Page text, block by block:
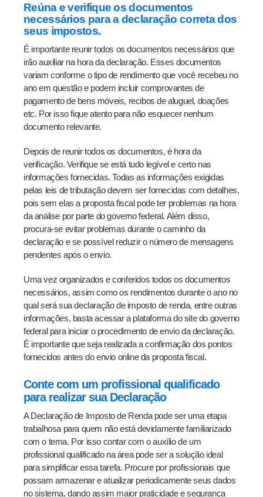
Reúna e verifique os documentos
necessários para a declaração correta dos
seus impostos.
É importante reunir todos os documentos necessários que
irão auxiliar na hora da declaração. Esses documentos
variam conforme o tipo de rendimento que você recebeu no
ano em questão e podem incluir comprovantes de
pagamento de bens móveis, recibos de aluguel, doações
etc. Por isso fique atento para não esquecer nenhum
documento relevante.
Depois de reunir todos os documentos, é hora da
verificação. Verifique se está tudo legível e certo nas
informações fornecidas. Todas as informações exigidas
pelas leis de tributação devem ser fornecidas com detalhes,
pois sem elas a proposta fiscal pode ter problemas na hora
da análise por parte do governo federal. Além disso,
procura-se evitar problemas durante o caminho da
declaração e se possível reduzir o número de mensagens
pendentes após o envio.
Uma vez organizados e conferidos todos os documentos
necessários, assim como os rendimentos durante o ano no
qual será sua declaração de imposto de renda, entre outras
informações, basta acessar a plataforma do site do governo
federal para iniciar o procedimento de envio da declaração.
É importante que seja realizada a confirmação dos pontos
fornecidos antes do envio online da proposta fiscal.
Conte com um profissional qualificado
para realizar sua Declaração
A Declaração de Imposto de Renda pode ser uma etapa
trabalhosa para quem não está devidamente familiarizado
com o tema. Por isso contar com o auxílio de um
profissional qualificado na área pode ser a solução ideal
para simplificar essa tarefa. Procure por profissionais que
possam armazenar e atualizar periodicamente seus dados
no sistema, dando assim maior praticidade e segurança